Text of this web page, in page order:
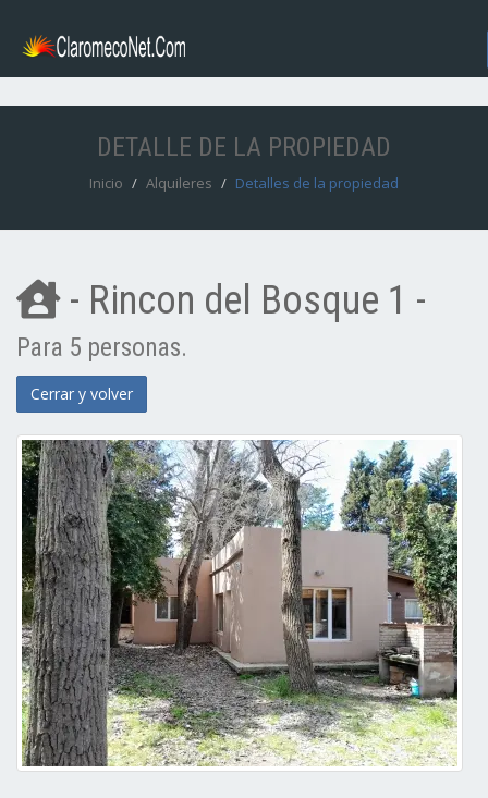
DETALLE DE LA PROPIEDAD
Inicio Alquileres Detalles de la propiedad
- Rincon del Bosque 1 -
Para 5 personas.
Cerrar y volver